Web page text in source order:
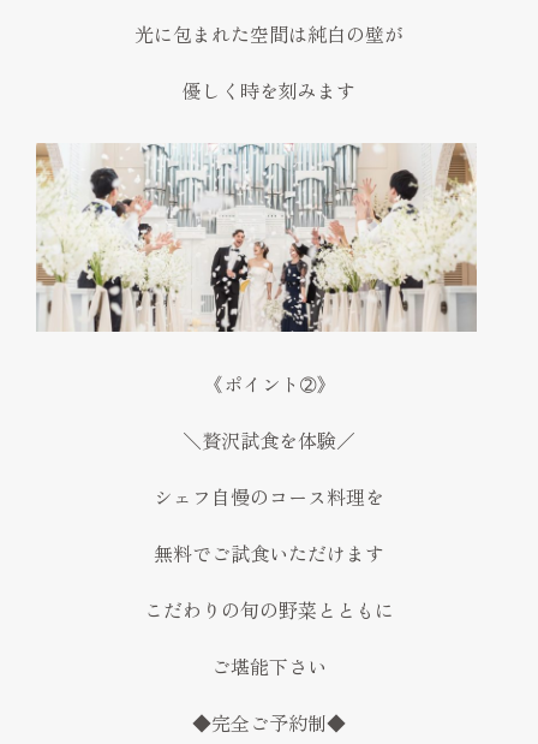
光に包まれた空間は純白の壁が
優しく時を刻みます
《ポイント➁》
＼贅沢試食を体験／
シェフ自慢のコース料理を
無料でご試食いただけます
こだわりの旬の野菜とともに
ご堪能下さい
◆完全ご予約制◆